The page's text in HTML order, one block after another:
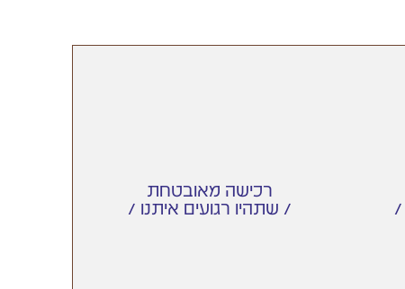
רכישה מאובטחת
/ שתהיו רגועים איתנו /